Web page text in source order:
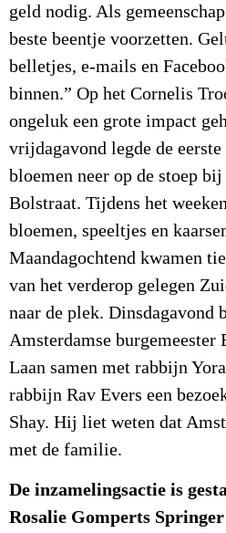
geld nodig. Als
beste beentje voorzetten.
belletjes, e-mails en
binnen.” Op het Cornelis
ongeluk een grote impact
vrijdagavond legde de eerste
bloemen neer op de stoep
Bolstraat. Tijdens het
bloemen, speeltjes en
Maandagochtend kwamen
van het verderop gelegen
naar de plek. Dinsdagavond
Amsterdamse burgemeester
Laan samen met rabbijn
rabbijn Rav Evers een
Shay. Hij liet weten dat
met de familie.
De inzamelingsactie is
Rosalie Gomperts